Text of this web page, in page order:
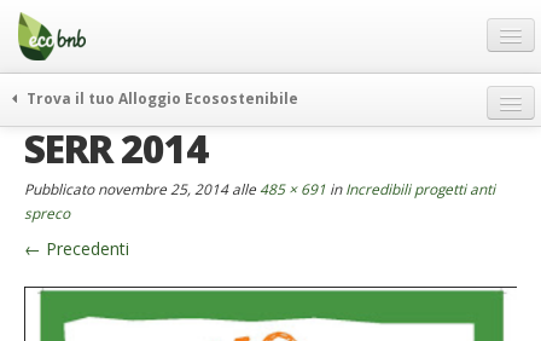
Menu
Salta
contenuto
Offerte Speciali
Regali
FAQ
Chi Siamo
Partner
Trova il tuo Alloggio Ecosostenibile
weekend green
curiosità
vivere e viaggiare verde
news ed eventi
ecohotel
SERR 2014
Pubblicatonovembre 25, 2014alle485 × 691 inIncredibili progetti anti
spreco
← Precedenti